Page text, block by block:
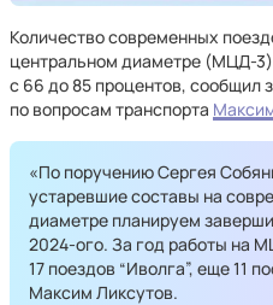
Количество современных
центральном диаметре (МЦД-
с 66 до 85 процентов, сообщил
по вопросам транспорта
«По поручению Сергея
устаревшие составы на
диаметре планируем
2024-ого. За год работы на
17 поездов “Иволга”, еще 11
Максим Ликсутов.